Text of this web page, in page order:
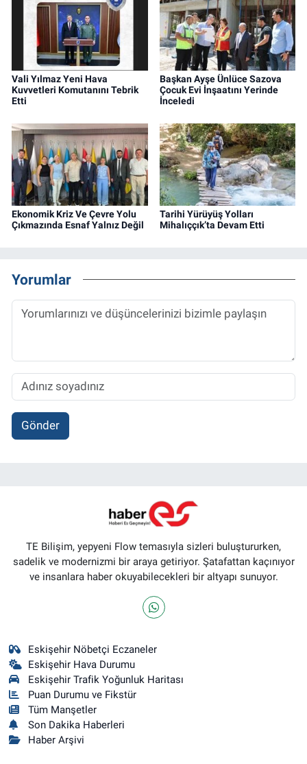
Vali Yılmaz Yeni Hava
Kuvvetleri Komutanını Tebrik
Etti
Başkan Ayşe Ünlüce Sazova
Çocuk Evi İnşaatını Yerinde
İnceledi
Ekonomik Kriz Ve Çevre Yolu
Çıkmazında Esnaf Yalnız Değil
Tarihi Yürüyüş Yolları
Mihalıççık’ta Devam Etti
Yorumlar
Gönder
TE Bilişim, yepyeni Flow temasıyla sizleri buluştururken,
sadelik ve modernizmi bir araya getiriyor. Şatafattan kaçınıyor
ve insanlara haber okuyabilecekleri bir altyapı sunuyor.
Eskişehir Nöbetçi Eczaneler
Eskişehir Hava Durumu
Eskişehir Trafik Yoğunluk Haritası
Puan Durumu ve Fikstür
Tüm Manşetler
Son Dakika Haberleri
Haber Arşivi